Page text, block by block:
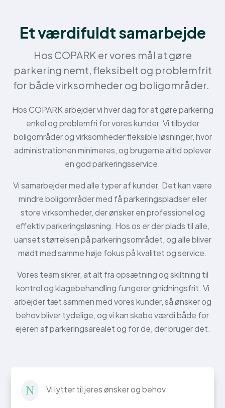
Et værdifuldt samarbejde
Hos COPARK er vores mål at gøre
parkering nemt, fleksibelt og problemfrit
for både virksomheder og boligområder.
Hos COPARK arbejder vi hver dag for at gøre parkering
enkel og problemfri for vores kunder. Vi tilbyder
boligområder og virksomheder fleksible løsninger, hvor
administrationen minimeres, og brugerne altid oplever
en god parkeringsservice.
Vi samarbejder med alle typer af kunder. Det kan være
mindre boligområder med få parkeringspladser eller
store virksomheder, der ønsker en professionel og
effektiv parkeringsløsning. Hos os er der plads til alle,
uanset størrelsen på parkeringsområdet, og alle bliver
mødt med samme høje fokus på kvalitet og service.
Vores team sikrer, at alt fra opsætning og skiltning til
kontrol og klagebehandling fungerer gnidningsfrit. Vi
arbejder tæt sammen med vores kunder, så ønsker og
behov bliver tydelige, og vi kan skabe værdi både for
ejeren af parkeringsarealet og for de, der bruger det.
N Vi lytter til jeres ønsker og behov